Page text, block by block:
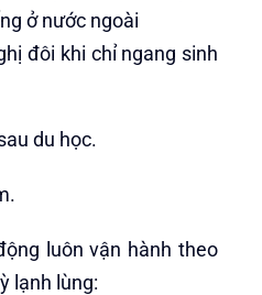
ở nước ngoài
đôi khi chỉ ngang sinh
du học.
luôn vận hành theo
lạnh lùng: